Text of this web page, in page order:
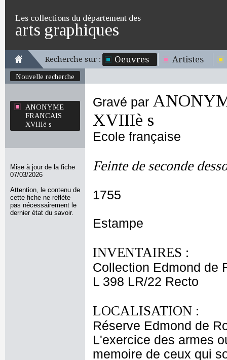
Les collections du département des
arts graphiques
Recherche sur : Oeuvres Artistes
Nouvelle recherche
ANONYME
FRANCAIS
XVIIIè s
Mise à jour de la fiche
07/03/2026
Attention, le contenu de
cette fiche ne reflète
pas nécessairement le
dernier état du savoir.
Gravé par
XVIIIè s
Ecole française
Feinte de seconde
1755
Estampe
INVENTAIRES :
Collection Edmond de
L 398 LR/22 Recto
LOCALISATION :
Réserve Edmond de
L'exercice des armes
memoire de ceux qui